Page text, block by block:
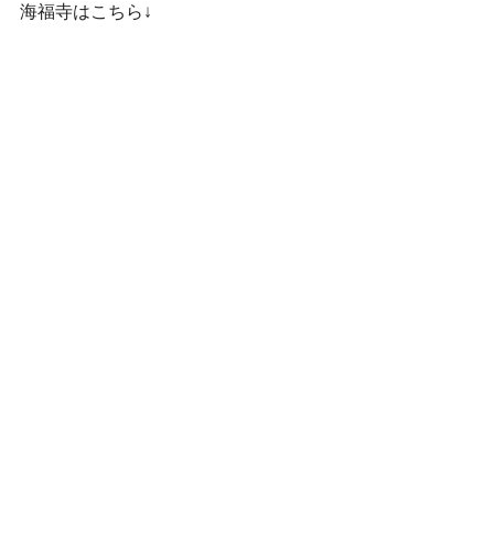
海福寺はこちら↓